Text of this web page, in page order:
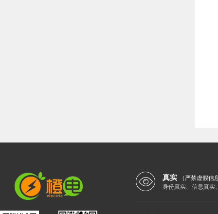
真实
（严禁虚假信
身份真实、信息真实